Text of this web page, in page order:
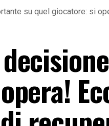
su quel giocatore: si